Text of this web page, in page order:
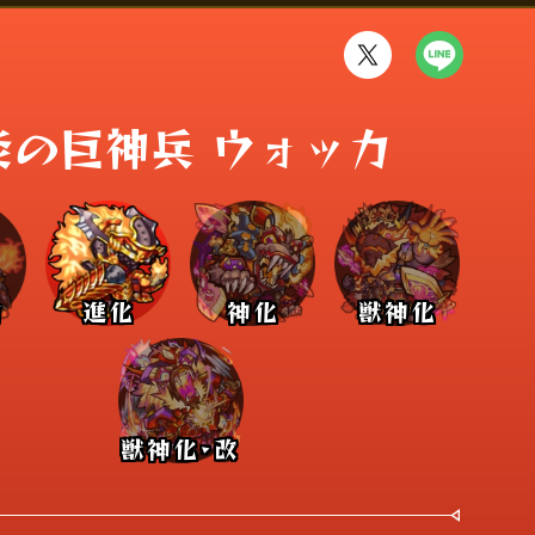
の巨神兵 ウォッカ
進化 神化 獣神化
獣神化･改